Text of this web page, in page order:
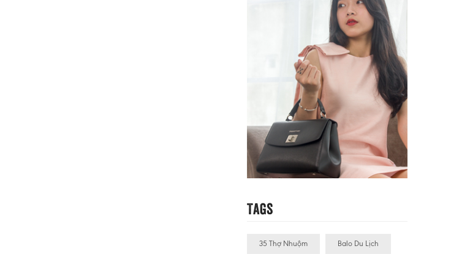
Tags
35 Thợ Nhuộm Balo Du Lịch